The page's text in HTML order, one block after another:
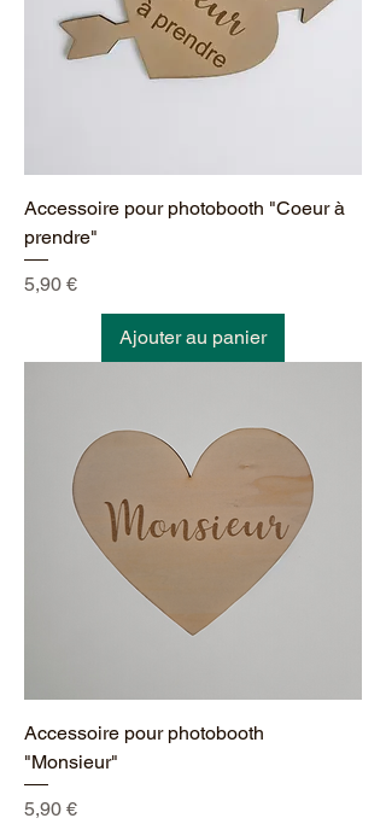
Accessoire pour photobooth "Coeur à
prendre"
Prix
5,90 €
Ajouter au panier
Accessoire pour photobooth
"Monsieur"
Prix
5,90 €